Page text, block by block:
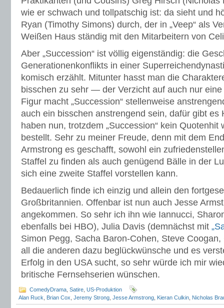
wie er schwach und tollpatschig ist: da sieht und
Ryan (Timothy Simons) durch, der in „Veep“ als
Weißen Haus ständig mit den Mitarbeitern von
Aber „Succession“ ist völlig eigenständig: die
Generationenkonflikts in einer
komisch erzählt. Mitunter hasst man die
bisschen zu sehr — der Verzicht auf auch nur
Figur macht „Succession“ stellenweise
auch ein bisschen anstrengend sein, dafür gibt es
haben nun, trotzdem „Succession“ kein Quotenhit
bestellt. Sehr zu meiner Freude, denn mit dem
Armstrong es geschafft, sowohl ein
Staffel zu finden als auch genügend Bälle in der
sich eine zweite Staffel vorstellen kann.
Bedauerlich finde ich einzig und allein den
Großbritannien. Offenbar ist nun auch Jesse
angekommen. So sehr ich ihn wie Iannucci,
ebenfalls bei HBO), Julia Davis (demnächst mit
Simon Pegg, Sacha Baron-Cohen, Steve
all die anderen dazu beglückwünsche und es
Erfolg in den USA sucht, so sehr würde ich mir
britische Fernsehserien wünschen.
ComedyDrama Satire US-Produktion
Alan Ruck
Brian Cox Jeremy Strong Jesse Armstrong Kieran Culkin Nicholas